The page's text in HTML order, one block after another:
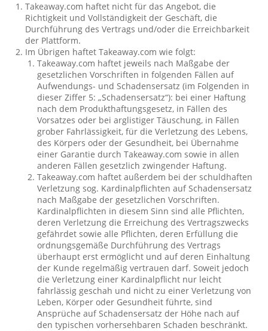
Takeaway.com haftet nicht für das Angebot, die
Richtigkeit und Vollständigkeit der Geschäft, die
Durchführung des Vertrags und/oder die Erreichbarkeit
der Plattform.
Im Übrigen haftet Takeaway.com wie folgt:
Takeaway.com haftet jeweils nach Maßgabe der
gesetzlichen Vorschriften in folgenden Fällen auf
Aufwendungs- und Schadensersatz (im Folgenden in
dieser Ziffer 5: „Schadensersatz“): bei einer Haftung
nach dem Produkthaftungsgesetz, in Fällen des
Vorsatzes oder bei arglistiger Täuschung, in Fällen
grober Fahrlässigkeit, für die Verletzung des Lebens,
des Körpers oder der Gesundheit, bei Übernahme
einer Garantie durch Takeaway.com sowie in allen
anderen Fällen gesetzlich zwingender Haftung.
Takeaway.com haftet außerdem bei der schuldhaften
Verletzung sog. Kardinalpflichten auf Schadensersatz
nach Maßgabe der gesetzlichen Vorschriften.
Kardinalpflichten in diesem Sinn sind alle Pflichten,
deren Verletzung die Erreichung des Vertragszwecks
gefährdet sowie alle Pflichten, deren Erfüllung die
ordnungsgemäße Durchführung des Vertrags
überhaupt erst ermöglicht und auf deren Einhaltung
der Kunde regelmäßig vertrauen darf. Soweit jedoch
die Verletzung einer Kardinalpflicht nur leicht
fahrlässig geschah und nicht zu einer Verletzung von
Leben, Körper oder Gesundheit führte, sind
Ansprüche auf Schadensersatz der Höhe nach auf
den typischen vorhersehbaren Schaden beschränkt.